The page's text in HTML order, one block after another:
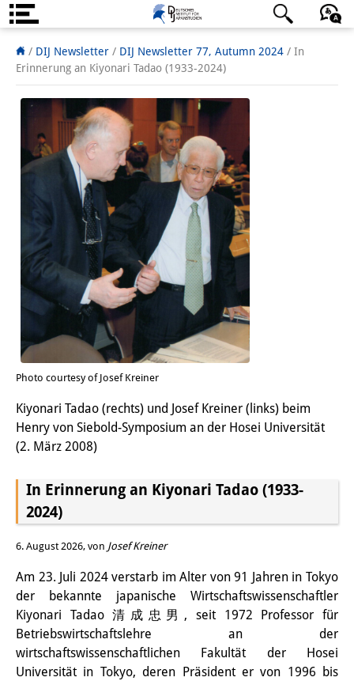
Über uns
Institut
Team
Institutsleitung
Forschungsteam
Publikationen &
Wissenschaftskommunikation
Forschungsservice
GastwissenschaftlerInnen
StipendiatInnen
PraktikantInnen
DIJ Alumni
Forschung
Forschungsüberblick
Forschungsfeld:
Nachhaltigkeit in Japan
Forschungsfeld:
Digitale Transformation
Forschungsfeld:
Japan transregional
日本語 English Deutsch
/ DIJ Newsletter / DIJ Newsletter 77, Autumn 2024 / In
Erinnerung an Kiyonari Tadao (1933-2024)
Photo courtesy of Josef Kreiner
Kiyonari Tadao (rechts) und Josef Kreiner (links) beim
Henry von Siebold-Symposium an der Hosei Universität
(2. März 2008)
In Erinnerung an Kiyonari Tadao (1933-
2024)
6. August 2026, von Josef Kreiner
Am 23. Juli 2024 verstarb im Alter von 91 Jahren in Tokyo
der bekannte japanische Wirtschaftswissenschaftler
Kiyonari Tadao 清成忠男, seit 1972 Professor für
Betriebswirtschaftslehre an der
wirtschaftswissenschaftlichen Fakultät der Hosei
Universität in Tokyo, deren Präsident er von 1996 bis